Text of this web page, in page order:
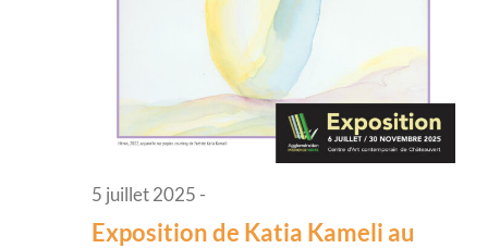
Exposition de Katia Kameli au
5 juillet 2025 -